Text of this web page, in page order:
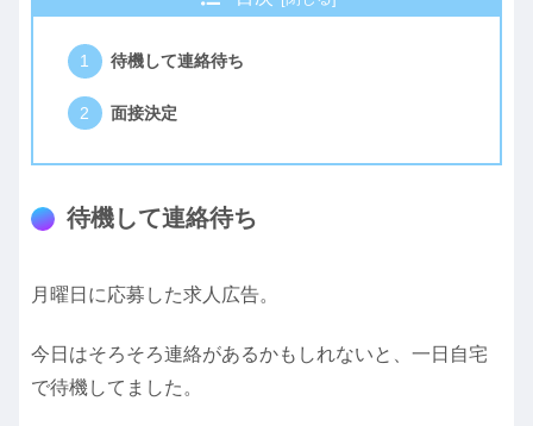
待機して連絡待ち
面接決定
待機して連絡待ち
月曜日に応募した求人広告。
今日はそろそろ連絡があるかもしれないと、一日自宅
で待機してました。